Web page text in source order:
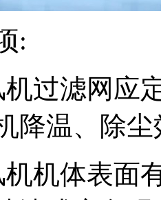
:
过滤网应
降温、除
机体表面